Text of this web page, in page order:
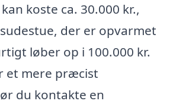
koste ca. 30.000 kr.,
der er opvarmet
løber op i 100.000 kr.
et mere præcist
du kontakte en